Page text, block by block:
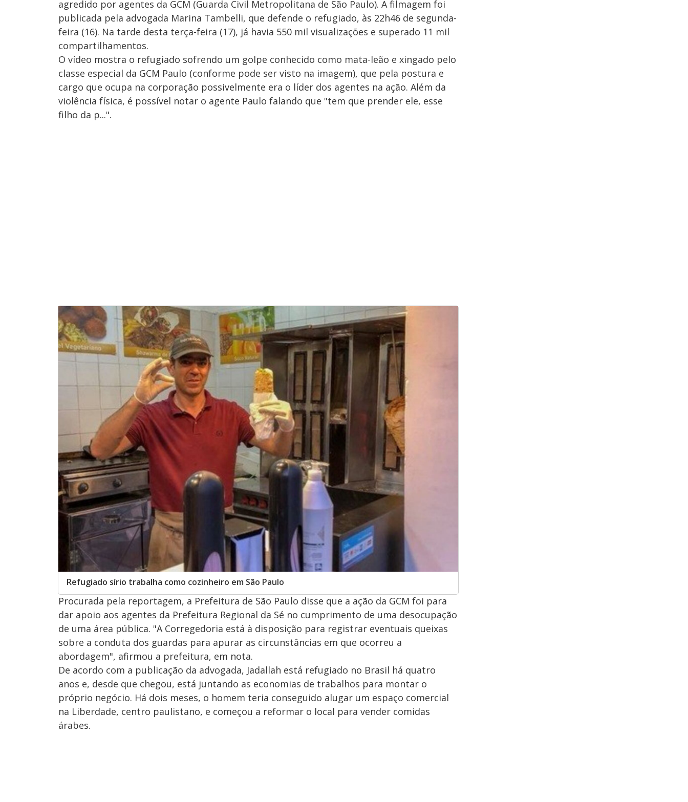
agredido por agentes da GCM (Guarda Civil Metropolitana de São Paulo). A filmagem foi
publicada pela advogada Marina Tambelli, que defende o refugiado, às 22h46 de segunda-
feira (16). Na tarde desta terça-feira (17), já havia 550 mil visualizações e superado 11 mil
compartilhamentos.
O vídeo mostra o refugiado sofrendo um golpe conhecido como mata-leão e xingado pelo
classe especial da GCM Paulo (conforme pode ser visto na imagem), que pela postura e
cargo que ocupa na corporação possivelmente era o líder dos agentes na ação. Além da
violência física, é possível notar o agente Paulo falando que "tem que prender ele, esse
filho da p...".
Refugiado sírio trabalha como cozinheiro em São Paulo
Procurada pela reportagem, a Prefeitura de São Paulo disse que a ação da GCM foi para
dar apoio aos agentes da Prefeitura Regional da Sé no cumprimento de uma desocupação
de uma área pública. "A Corregedoria está à disposição para registrar eventuais queixas
sobre a conduta dos guardas para apurar as circunstâncias em que ocorreu a
abordagem", afirmou a prefeitura, em nota.
De acordo com a publicação da advogada, Jadallah está refugiado no Brasil há quatro
anos e, desde que chegou, está juntando as economias de trabalhos para montar o
próprio negócio. Há dois meses, o homem teria conseguido alugar um espaço comercial
na Liberdade, centro paulistano, e começou a reformar o local para vender comidas
árabes.